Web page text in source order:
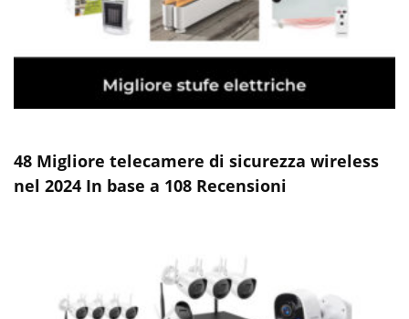
48 Migliore telecamere di sicurezza wireless
nel 2024 In base a 108 Recensioni